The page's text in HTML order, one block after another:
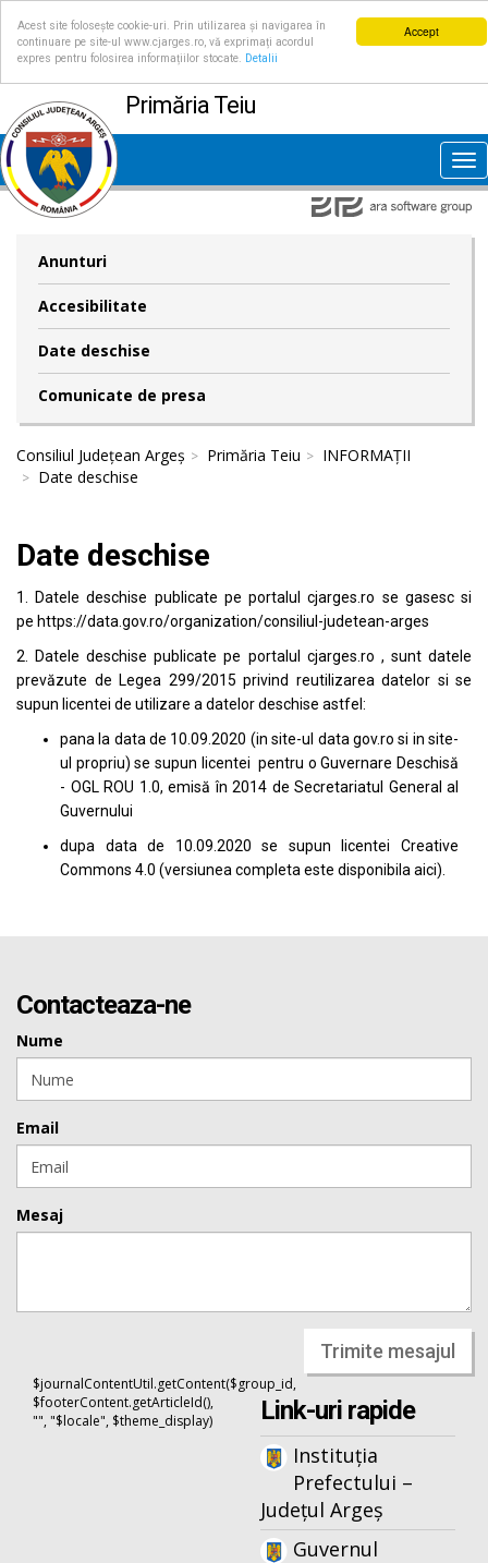
Accept
Acest site folosește cookie-uri. Prin utilizarea și navigarea în
continuare pe site-ul www.cjarges.ro, vă exprimați acordul
expres pentru folosirea informațiilor stocate.
Detalii
Primăria Teiu
Anunturi
Accesibilitate
Date deschise
Comunicate de presa
Consiliul Județean Argeș Primăria Teiu
INFORMAȚII
Date deschise
Date deschise
1. Datele deschise publicate pe portalulcjarges.ro se gasesc si
pe https://data.gov.ro/organization/consiliul-judetean-arges
2. Datele deschise publicate pe portalul cjarges.ro , sunt datele
prevăzute de Legea 299/2015 privind reutilizarea datelor si se
supun licentei de utilizare a datelor deschise astfel:
pana la data de 10.09.2020 (in site-ul data gov.ro si in site-
ul propriu) se supun licentei pentru o Guvernare Deschisă
- OGL ROU 1.0, emisă în 2014 de Secretariatul General al
Guvernului
dupa data de 10.09.2020 se supun licentei Creative
Commons 4.0 (versiunea completa este disponibila aici).
Contacteaza-ne
Nume
Email
Mesaj
Trimite mesajul
$journalContentUtil.getContent($group_id,
$footerContent.getArticleId(),
"", "$locale", $theme_display)
Link-uri rapide
Instituția
Prefectului –
Județul Argeș
Guvernul